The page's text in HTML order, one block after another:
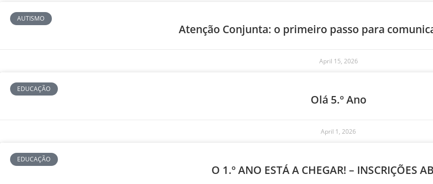
AUTISMO
Atenção Conjunta: o primeiro passo para
April 15, 2026
EDUCAÇÃO
Olá 5.º Ano
April 1, 2026
EDUCAÇÃO
O 1.º ANO ESTÁ A CHEGAR! – INSCRIÇÕES